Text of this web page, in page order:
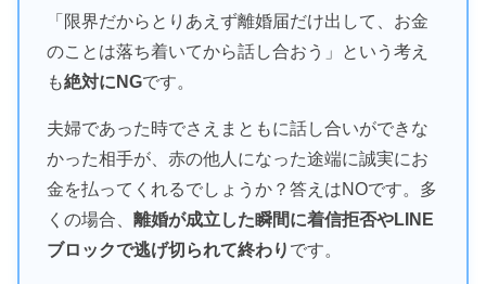
「限界だからとりあえず離婚届だけ出して、お金
のことは落ち着いてから話し合おう」という考え
も絶対にNGです。
夫婦であった時でさえまともに話し合いができな
かった相手が、赤の他人になった途端に誠実にお
金を払ってくれるでしょうか？答えはNOです。多
くの場合、 離婚が成立した瞬間に着信拒否やLINE
ブロックで逃げ切られて終わり です。